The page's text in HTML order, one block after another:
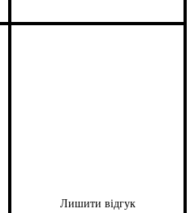
Лишити відгук